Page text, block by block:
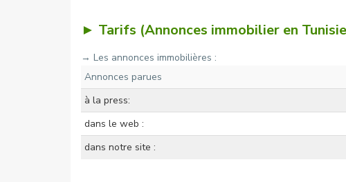
► Tarifs (Annonces immobilier en
→ Les annonces immobilières :
Annonces parues
à la press:
dans le web :
dans notre site :